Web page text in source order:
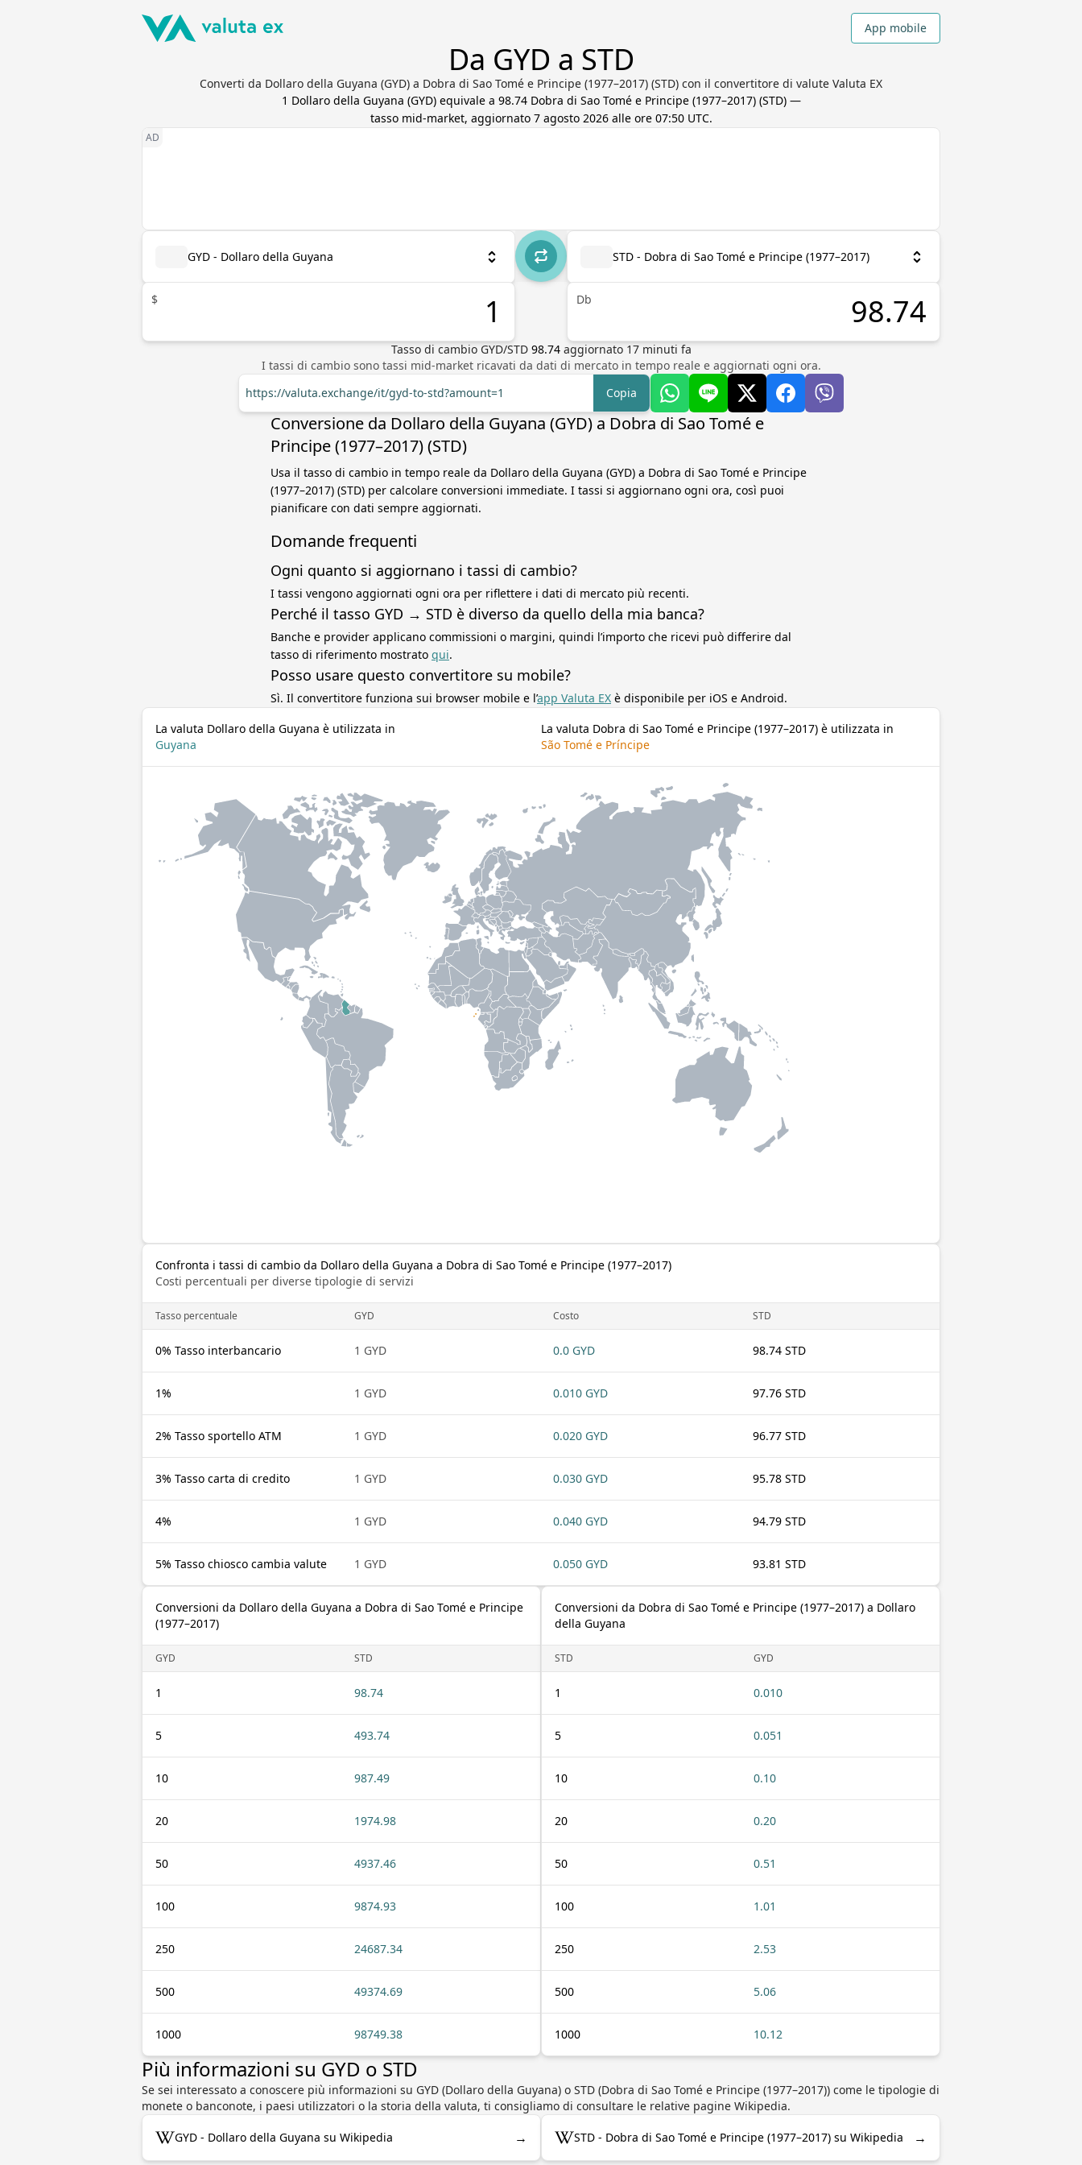
App mobile
Da GYD a STD
Converti da Dollaro della Guyana (GYD) a Dobra di Sao Tomé e Principe (1977–2017) (STD) con il convertitore di valute Valuta EX
1 Dollaro della Guyana (GYD) equivale a 98.74 Dobra di Sao Tomé e Principe (1977–2017)(STD) —
tasso mid-market, aggiornato 7 agosto 2026 alle ore 07:50 UTC.
GYD - Dollaro della Guyana
$
STD - Dobra di Sao Tomé e Principe (1977–2017)
Db
Tasso di cambio GYD/STD 98.74 aggiornato 17minuti fa
I tassi di cambio sono tassi mid-market ricavati da dati di mercato in tempo reale e aggiornati ogni ora.
https://valuta.exchange/it/gyd-to-std?amount=1
Copia
Conversione da Dollaro della Guyana (GYD) a Dobra di Sao Tomé e
Principe (1977–2017) (STD)
Usa il tasso di cambio in tempo reale da Dollaro della Guyana (GYD) a Dobra di Sao Tomé e Principe
(1977–2017) (STD) per calcolare conversioni immediate. I tassi si aggiornano ogni ora, così puoi
pianificare con dati sempre aggiornati.
Domande frequenti
Ogni quanto si aggiornano i tassi di cambio?
I tassi vengono aggiornati ogni ora per riflettere i dati di mercato più recenti.
Perché il tasso GYD → STD è diverso da quello della mia banca?
Banche e provider applicano commissioni o margini, quindi l’importo che ricevi può differire dal
tasso di riferimento mostrato qui.
Posso usare questo convertitore su mobile?
Sì. Il convertitore funziona sui browser mobile e l’app Valuta EX è disponibile per iOS e Android.
La valuta Dollaro della Guyana è utilizzata in
Guyana
La valuta Dobra di Sao Tomé e Principe (1977–2017) è utilizzata in
São Tomé e Príncipe
Confronta i tassi di cambio da Dollaro della Guyana a Dobra di Sao Tomé e Principe (1977–2017)
Costi percentuali per diverse tipologie di servizi
Tasso percentuale GYD Costo STD
0% Tasso interbancario 1 GYD 0.0 GYD 98.74 STD
1% 1 GYD 0.010 GYD 97.76 STD
2% Tasso sportello ATM 1 GYD 0.020 GYD 96.77 STD
3% Tasso carta di credito 1 GYD 0.030 GYD 95.78 STD
4% 1 GYD 0.040 GYD 94.79 STD
5% Tasso chiosco cambia valute 1 GYD 0.050 GYD 93.81 STD
Conversioni da Dollaro della Guyana a Dobra di Sao Tomé e Principe
(1977–2017)
GYD STD
1 98.74
5 493.74
10 987.49
20 1974.98
50 4937.46
100 9874.93
250 24687.34
500 49374.69
1000 98749.38
Conversioni da Dobra di Sao Tomé e Principe (1977–2017) a Dollaro
della Guyana
STD GYD
1 0.010
5 0.051
10 0.10
20 0.20
50 0.51
100 1.01
250 2.53
500 5.06
1000 10.12
Più informazioni su GYD o STD
Se sei interessato a conoscere più informazioni su GYD (Dollaro della Guyana) o STD (Dobra di Sao Tomé e Principe (1977–2017)) come le tipologie di
monete o banconote, i paesi utilizzatori o la storia della valuta, ti consigliamo di consultare le relative pagine Wikipedia.
GYD - Dollaro della Guyana su Wikipedia → STD - Dobra di Sao Tomé e Principe (1977–2017) su Wikipedia →